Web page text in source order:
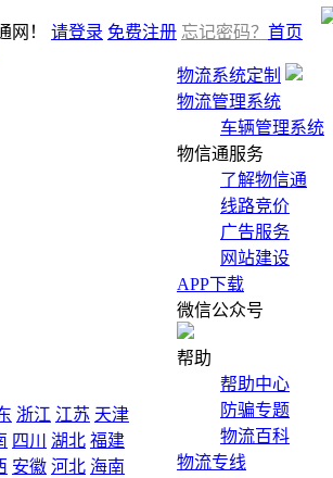
网！ 请登录 免费注册 忘记密码？
物流系统定制
物流管理系统
车辆管理系统
物信通服务
了解物信通
线路竞价
广告服务
网站建设
APP下载
微信公众号
帮助
帮助中心
防骗专题
物流百科
物流专线
首页
浙江 江苏 天津
四川 湖北 福建
安徽 河北 海南